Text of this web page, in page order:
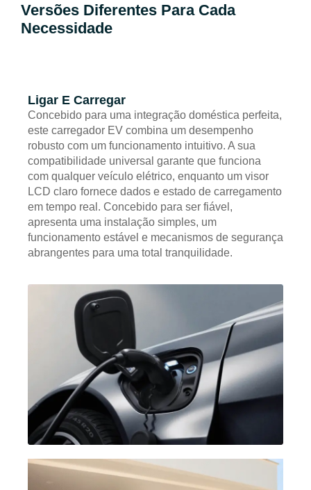
Versões Diferentes Para Cada
Necessidade
Ligar E Carregar
Concebido para uma integração doméstica perfeita,
este carregador EV combina um desempenho
robusto com um funcionamento intuitivo. A sua
compatibilidade universal garante que funciona
com qualquer veículo elétrico, enquanto um visor
LCD claro fornece dados e estado de carregamento
em tempo real. Concebido para ser fiável,
apresenta uma instalação simples, um
funcionamento estável e mecanismos de segurança
abrangentes para uma total tranquilidade.